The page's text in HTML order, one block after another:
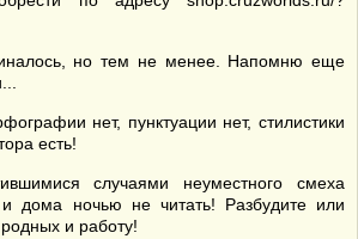
но тем не менее. Напомню еще
нет, пунктуации нет, стилистики
есть!
случаями неуместного смеха
дома ночью не читать! Разбудите или
и работу!